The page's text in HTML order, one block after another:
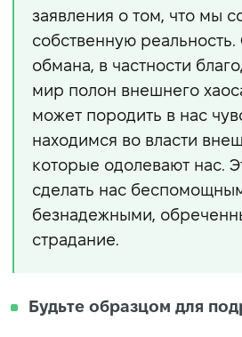
заявления о том, что мы
собственную
обмана, в частности
мир полон внешнего
может породить в нас
находимся во власти
которые одолевают нас.
сделать нас
безнадежными,
страдание.
Будьте образцом для